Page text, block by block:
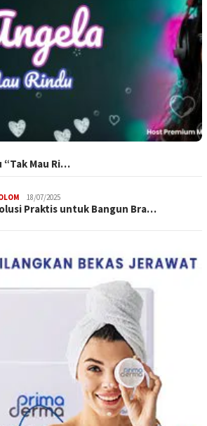
“Tak Mau Ri…
18/07/2025
Praktis untuk Bangun Bra…